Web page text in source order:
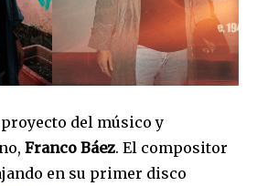
del músico y
Franco Báez. El compositor
en su primer disco